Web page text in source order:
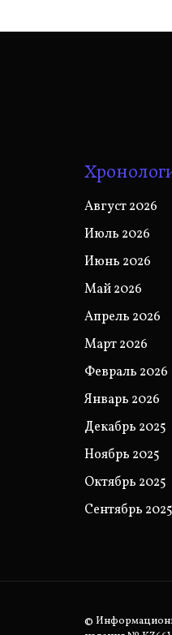
Август 2026
Июль 2026
Июнь 2026
Май 2026
Апрель 2026
Март 2026
Февраль 2026
Январь 2026
Декабрь 2025
Ноябрь 2025
Октябрь 2025
Сентябрь 2025
©